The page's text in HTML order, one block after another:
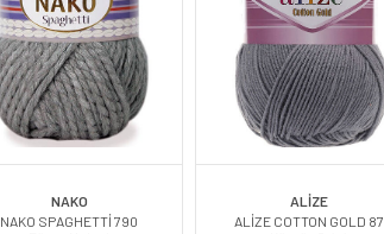
NAKO
NAKO SPAGHETTİ 790
ALİZE
ALİZE COTTON GOLD 87